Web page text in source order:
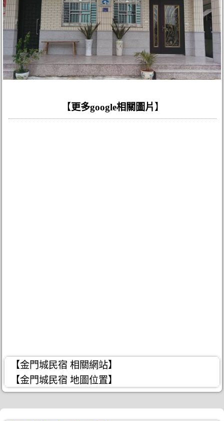
【更多google相關圖片 】
【金門城民宿 相關網站】
【金門城民宿 地圖位置】